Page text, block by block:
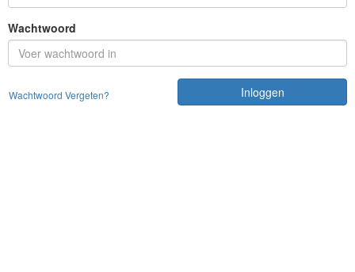
Wachtwoord
Inloggen
Wachtwoord Vergeten?